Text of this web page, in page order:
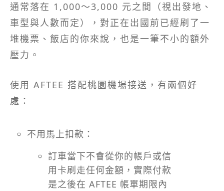
通常落在 1,000～3,000 元之間（視出發地、
車型與人數而定），對正在出國前已經刷了一
堆機票、飯店的你來說，也是一筆不小的額外
壓力。​
使用 AFTEE 搭配桃園機場接送，有兩個好
處：
不用馬上扣款：
訂車當下不會從你的帳戶或信
用卡刷走任何金額，實際付款
是之後在 AFTEE 帳單期限內